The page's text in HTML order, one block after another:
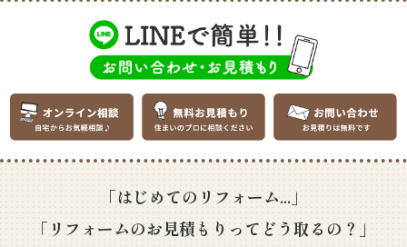
「はじめてのリフォーム...」
「リフォームのお見積もりってどう取るの？」